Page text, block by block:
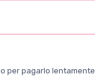
per pagarlo lentamente